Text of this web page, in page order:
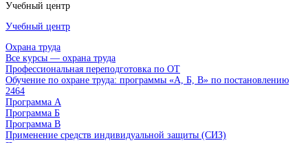
Учебный центр
Учебный центр
Охрана труда
Все курсы — охрана труда
Профессиональная переподготовка по ОТ
Обучение по охране труда: программы «А, Б, В» по постановлению
2464
Программа А
Программа Б
Программа В
Применение средств индивидуальной защиты (СИЗ)